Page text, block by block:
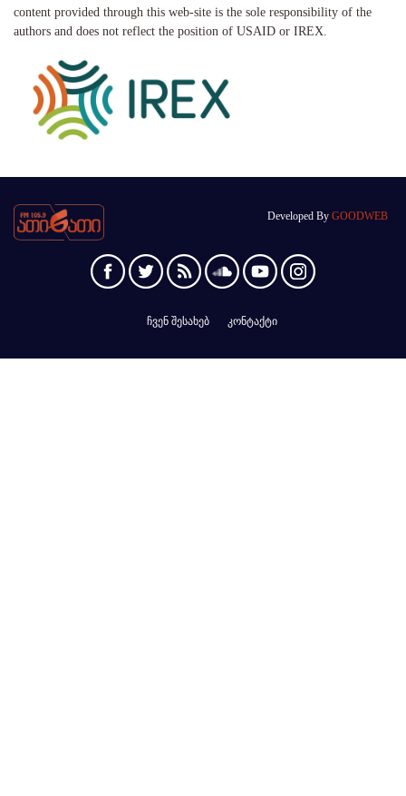
content provided through this web-site is the sole responsibility of the
authors and does not reflect the position of USAID or IREX.
Developed By GOODWEB
ჩვენ შესახებ კონტაქტი